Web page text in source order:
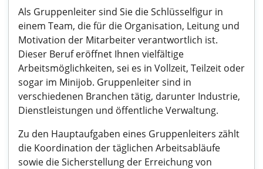
Als Gruppenleiter sind Sie die Schlüsselfigur in
einem Team, die für die Organisation, Leitung und
Motivation der Mitarbeiter verantwortlich ist.
Dieser Beruf eröffnet Ihnen vielfältige
Arbeitsmöglichkeiten, sei es in Vollzeit, Teilzeit oder
sogar im Minijob. Gruppenleiter sind in
verschiedenen Branchen tätig, darunter Industrie,
Dienstleistungen und öffentliche Verwaltung.
Zu den Hauptaufgaben eines Gruppenleiters zählt
die Koordination der täglichen Arbeitsabläufe
sowie die Sicherstellung der Erreichung von